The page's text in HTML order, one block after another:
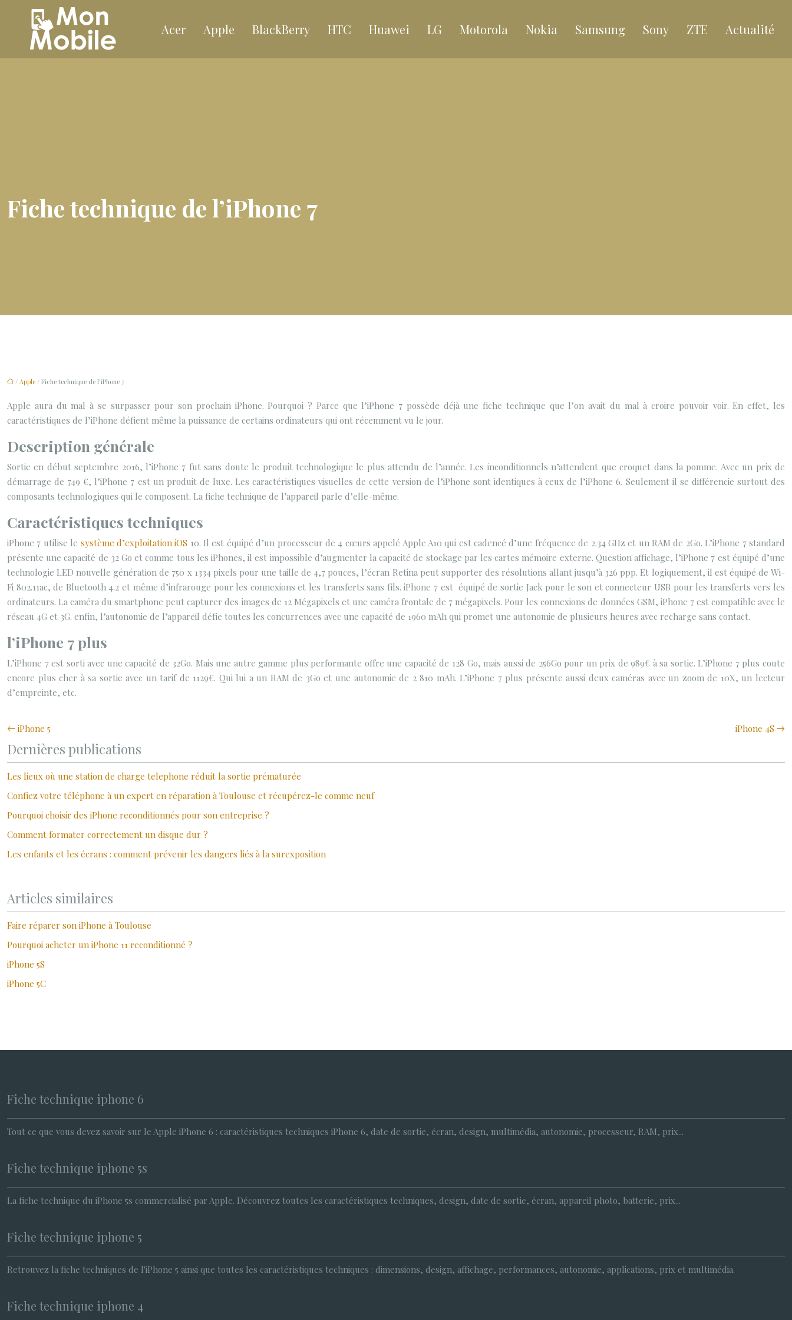
Acer Apple BlackBerry HTC Huawei LG Motorola Nokia Samsung Sony ZTE Actualité
Fiche technique de l’iPhone 7
/ Apple / Fiche technique de l’iPhone 7
Apple aura du mal à se surpasser pour son prochain iPhone. Pourquoi ? Parce que l’iPhone 7 possède déjà une fiche technique que l’on avait du mal à croire pouvoir voir. En effet, les
caractéristiques de l’iPhone défient même la puissance de certains ordinateurs qui ont récemment vu le jour.
Description générale
Sortie en début septembre 2016, l’iPhone 7 fut sans doute le produit technologique le plus attendu de l’année. Les inconditionnels n’attendent que croquet dans la pomme. Avec un prix de
démarrage de 749 €, l’iPhone 7 est un produit de luxe. Les caractéristiques visuelles de cette version de l’iPhone sont identiques à ceux de l’iPhone 6. Seulement il se différencie surtout des
composants technologiques qui le composent. La fiche technique de l’appareil parle d’elle-même.
Caractéristiques techniques
iPhone 7 utilise le système d’exploitation iOS 10. Il est équipé d’un processeur de 4 cœurs appelé Apple A10 qui est cadencé d’une fréquence de 2.34 GHz et un RAM de 2Go. L’iPhone 7 standard
présente une capacité de 32 Go et comme tous les iPhones, il est impossible d’augmenter la capacité de stockage par les cartes mémoire externe. Question affichage, l’iPhone 7 est équipé d’une
technologie LED nouvelle génération de 750 x 1334 pixels pour une taille de 4,7 pouces, l’écran Retina peut supporter des résolutions allant jusqu’à 326 ppp. Et logiquement, il est équipé de Wi-
Fi 802.11ac, de Bluetooth 4.2 et même d’infrarouge pour les connexions et les transferts sans fils. iPhone 7 est équipé de sortie Jack pour le son et connecteur USB pour les transferts vers les
ordinateurs. La caméra du smartphone peut capturer des images de 12 Mégapixels et une caméra frontale de 7 mégapixels. Pour les connexions de données GSM, iPhone 7 est compatible avec le
réseau 4G et 3G. enfin, l’autonomie de l’appareil défie toutes les concurrences avec une capacité de 1960 mAh qui promet une autonomie de plusieurs heures avec recharge sans contact.
l’iPhone 7 plus
L’iPhone 7 est sorti avec une capacité de 32Go. Mais une autre gamme plus performante offre une capacité de 128 Go, mais aussi de 256Go pour un prix de 989€ à sa sortie. L’iPhone 7 plus coute
encore plus cher à sa sortie avec un tarif de 1129€. Qui lui a un RAM de 3Go et une autonomie de 2 810 mAh. L’iPhone 7 plus présente aussi deux caméras avec un zoom de 10X, un lecteur
d’empreinte, etc.
iPhone 5 iPhone 4S
Dernières publications
Les lieux où une station de charge telephone réduit la sortie prématurée
Confiez votre téléphone à un expert en réparation à Toulouse et récupérez-le comme neuf
Pourquoi choisir des iPhone reconditionnés pour son entreprise ?
Comment formater correctement un disque dur ?
Les enfants et les écrans : comment prévenir les dangers liés à la surexposition
Articles similaires
Faire réparer son iPhone à Toulouse
Pourquoi acheter un iPhone 11 reconditionné ?
iPhone 5S
iPhone 5C
Fiche technique iphone 6
Tout ce que vous devez savoir sur le Apple iPhone 6 : caractéristiques techniques iPhone 6, date de sortie, écran, design, multimédia, autonomie, processeur, RAM, prix...
Fiche technique iphone 5s
La fiche technique du iPhone 5s commercialisé par Apple. Découvrez toutes les caractéristiques techniques, design, date de sortie, écran, appareil photo, batterie, prix...
Fiche technique iphone 5
Retrouvez la fiche techniques de l'iPhone 5 ainsi que toutes les caractéristiques techniques : dimensions, design, affichage, performances, autonomie, applications, prix et multimédia.
Fiche technique iphone 4